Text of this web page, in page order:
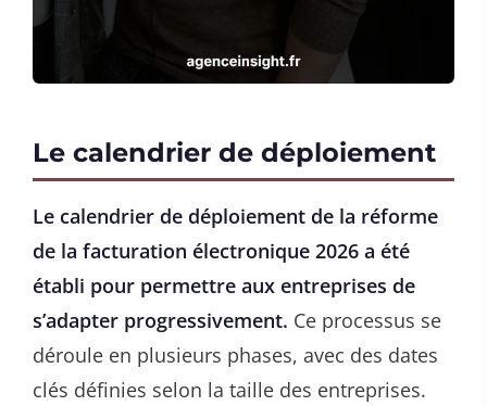
Le calendrier de déploiement
Le calendrier de déploiement de la réforme
de la facturation électronique 2026 a été
établi pour permettre aux entreprises de
s’adapter progressivement. Ce processus se
déroule en plusieurs phases, avec des dates
clés définies selon la taille des entreprises.